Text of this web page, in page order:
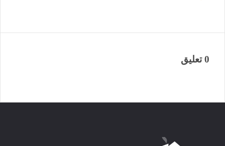
0 تعليق